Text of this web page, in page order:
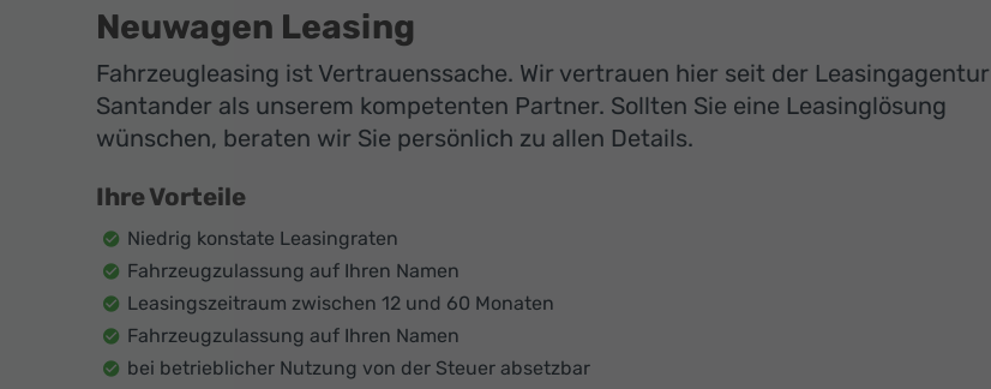
Neuwagen Leasing
Fahrzeugleasing ist Vertrauenssache. Wir vertrauen hier seit der Leasingagentur
Santander als unserem kompetenten Partner. Sollten Sie eine Leasinglösung
wünschen, beraten wir Sie persönlich zu allen Details.
Ihre Vorteile
Niedrig konstate Leasingraten
Fahrzeugzulassung auf Ihren Namen
Leasingszeitraum zwischen 12 und 60 Monaten
Fahrzeugzulassung auf Ihren Namen
bei betrieblicher Nutzung von der Steuer absetzbar